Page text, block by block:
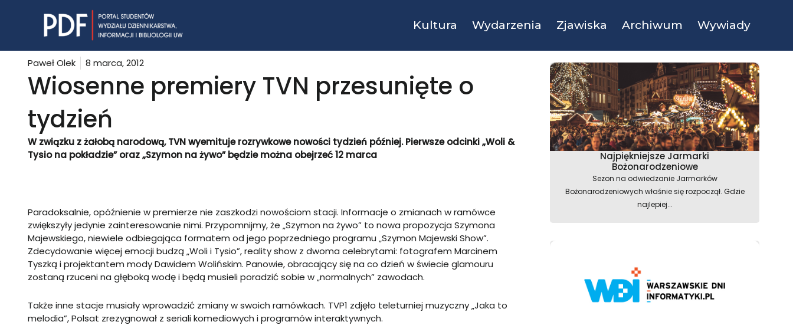
Kultura Wydarzenia Zjawiska Archiwum Wywiady
Paweł Olek 8 marca, 2012
Wiosenne premiery TVN przesunięte o
tydzień
W związku z żałobą narodową, TVN wyemituje rozrywkowe nowości tydzień później. Pierwsze odcinki „Woli &
Tysio na pokładzie” oraz „Szymon na żywo” będzie można obejrzeć 12 marca
Paradoksalnie, opóźnienie w premierze nie zaszkodzi nowościom stacji. Informacje o zmianach w ramówce
zwiększyły jedynie zainteresowanie nimi. Przypomnijmy, że „Szymon na żywo” to nowa propozycja Szymona
Majewskiego, niewiele odbiegająca formatem od jego poprzedniego programu „Szymon Majewski Show”.
Zdecydowanie więcej emocji budzą „Woli i Tysio”, reality show z dwoma celebrytami: fotografem Marcinem
Tyszką i projektantem mody Dawidem Wolińskim. Panowie, obracający się na co dzień w świecie glamouru
zostaną rzuceni na głęboką wodę i będą musieli poradzić sobie w „normalnych” zawodach.
Także inne stacje musiały wprowadzić zmiany w swoich ramówkach. TVP1 zdjęło teleturniej muzyczny „Jaka to
melodia”, Polsat zrezygnował z seriali komediowych i programów interaktywnych.
Najpiękniejsze Jarmarki
Bożonarodzeniowe
Sezon na odwiedzanie Jarmarków
Bożonarodzeniowych właśnie się rozpoczął. Gdzie
najlepiej...